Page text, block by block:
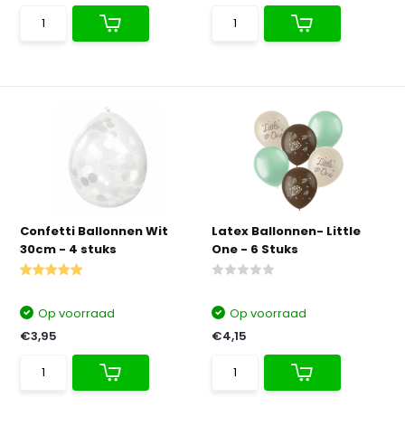
Confetti Ballonnen Wit
30cm - 4 stuks
Op voorraad
€3,95
Latex Ballonnen- Little
One - 6 Stuks
Op voorraad
€4,15